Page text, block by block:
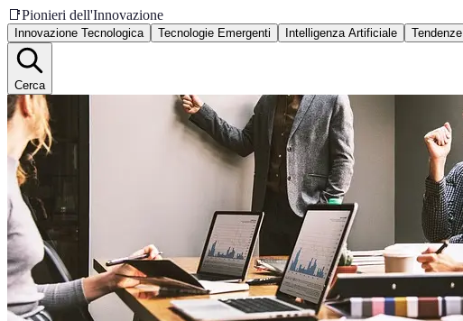
📑Pionieri dell'Innovazione
Innovazione Tecnologica Tecnologie Emergenti Intelligenza Artificiale Tendenze
Cerca